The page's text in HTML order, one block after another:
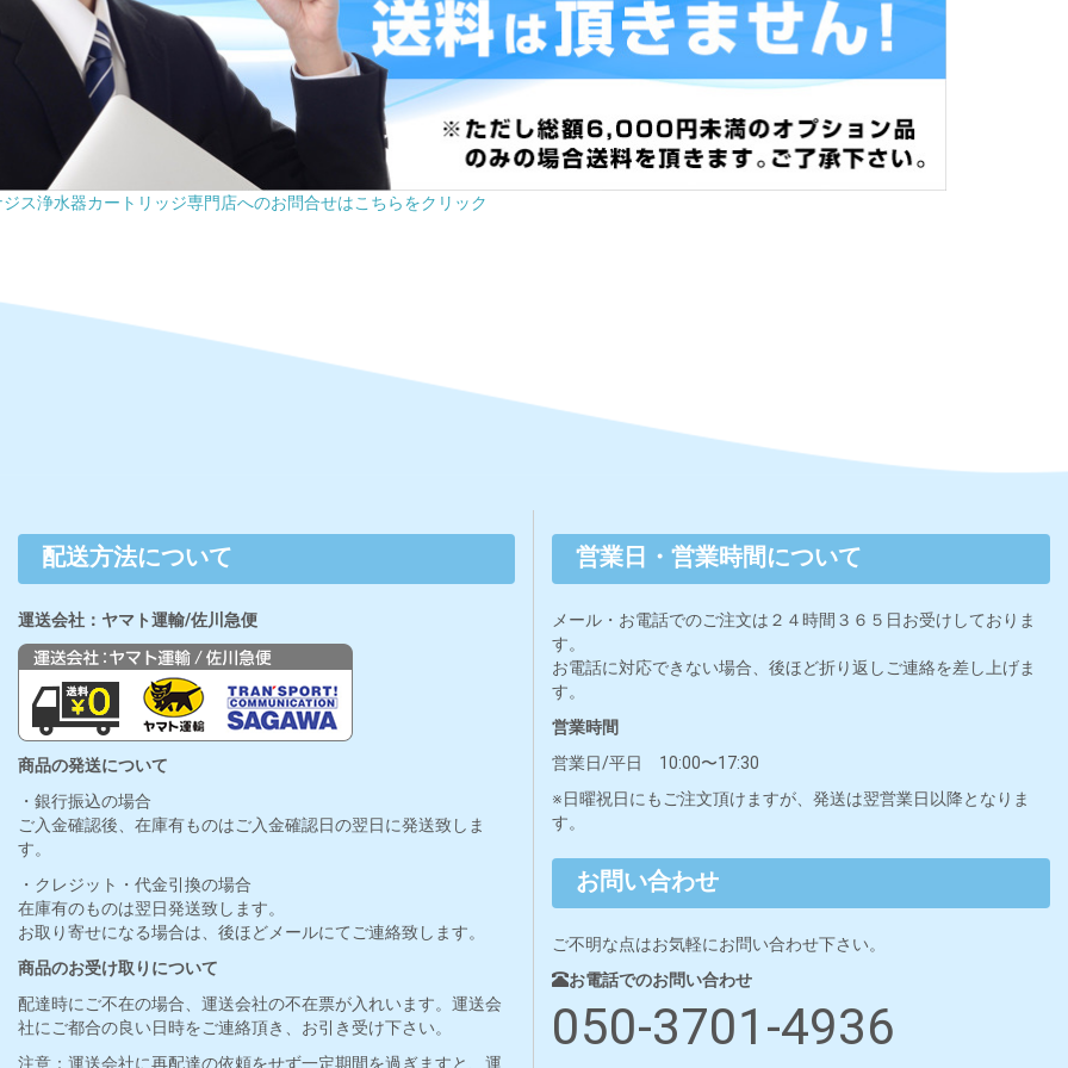
ス浄水器カートリッジ専門店へのお問合せはこちらをクリック
配送方法について
運送会社：ヤマト運輸/佐川急便
商品の発送について
・銀行振込の場合
ご入金確認後、在庫有ものはご入金確認日の翌日に発送致しま
す。
・クレジット・代金引換の場合
在庫有のものは翌日発送致します。
お取り寄せになる場合は、後ほどメールにてご連絡致します。
商品のお受け取りについて
配達時にご不在の場合、運送会社の不在票が入れいます。運送会
社にご都合の良い日時をご連絡頂き、お引き受け下さい。
注意：運送会社に再配達の依頼をせず一定期間を過ぎますと、運
営業日・営業時間について
メール・お電話でのご注文は２４時間３６５日お受けしておりま
す。
お電話に対応できない場合、後ほど折り返しご連絡を差し上げま
す。
営業時間
営業日/平日 10:00〜17:30
※日曜祝日にもご注文頂けますが、発送は翌営業日以降となりま
す。
お問い合わせ
ご不明な点はお気軽にお問い合わせ下さい。
お電話でのお問い合わせ
050-3701-4936